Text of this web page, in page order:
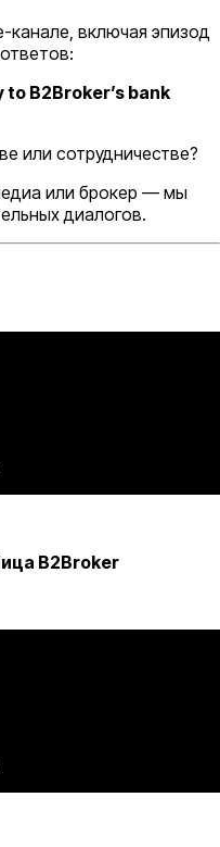
включая эпизод
B2Broker’s bank
или сотрудничестве?
или брокер — мы
диалогов.
B2Broker